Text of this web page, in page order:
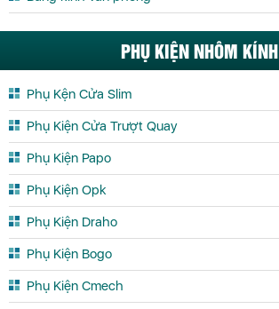
PHỤ KIỆN NHÔM KÍNH
Phụ Kện Cửa Slim
Phụ Kiện Cửa Trượt Quay
Phụ Kiện Papo
Phụ Kiện Opk
Phụ Kiện Draho
Phụ Kiện Bogo
Phụ Kiện Cmech